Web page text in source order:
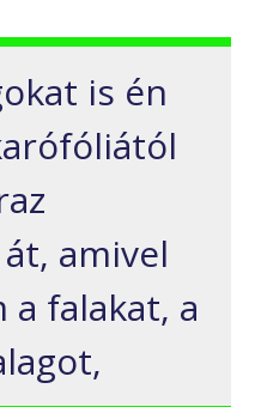
is én
amivel
falakat, a